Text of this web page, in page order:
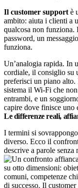
Il customer support è
ambito: aiuta i clienti a
qualcosa non funziona.
password, un
funziona.
Un’analogia rapida. In
cordiale, il consiglio su
preferisci un piano alto.
sistema il Wi‑Fi che
entrambi, e un
capire dove finisce uno
Le differenze reali,
I termini si
diverso. Ecco il
descrive a parole